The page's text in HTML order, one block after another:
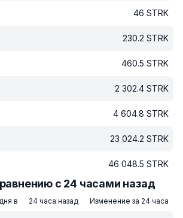
46 STRK
230.2 STRK
460.5 STRK
2 302.4 STRK
4 604.8 STRK
23 024.2 STRK
46 048.5 STRK
с 24 часами назад
в 24 часа назад Изменение за 24 часа